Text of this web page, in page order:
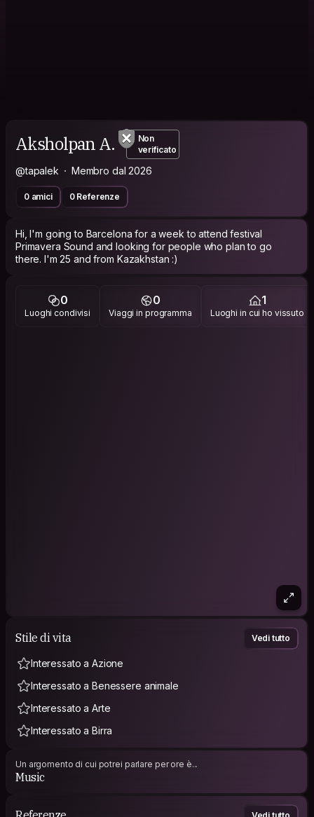
Aksholpan A.
Non
verificato
@tapalek Membro dal 2026
0 amici 0 Referenze
Hi, I'm going to Barcelona for a week to attend festival
Primavera Sound and looking for people who plan to go
there. I'm 25 and from Kazakhstan :)
0
Luoghi condivisi
0
Viaggi in programma
1
Luoghi in cui ho vissuto
Stile di vita Vedi tutto
Interessato a Azione
Interessato a Benessere animale
Interessato a Arte
Interessato a Birra
Un argomento di cui potrei parlare per ore è...
Music